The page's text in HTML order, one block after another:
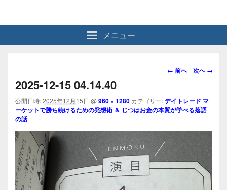
メニュー
画
ビ
ゲ
シ
ン
← 前へ 次へ →
2025-12-15 04.14.40
公開日時:2025年12月15日 @960 × 1280 カテゴリー:デイトレード マ
ーケットで勝ち続けるための発想術 ＆ じつはお金の本質が学べる落語
の話